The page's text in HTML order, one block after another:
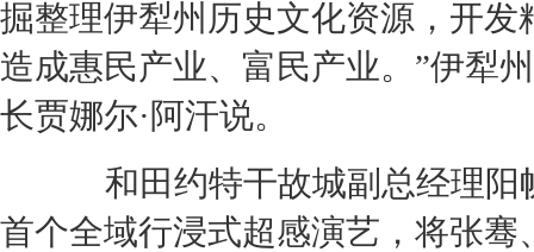
掘整理伊犁州历史文化资源，开
造成惠民产业、富民产业。”伊犁
长贾娜尔·阿汗说。
和田约特干故城副总经理阳
首个全域行浸式超感演艺，将张